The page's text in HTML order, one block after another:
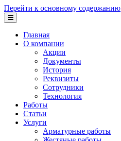
Перейти к основному содержанию
Главная
О компании
Акции
Документы
История
Реквизиты
Сотрудники
Технология
Работы
Статьи
Услуги
Арматурные работы